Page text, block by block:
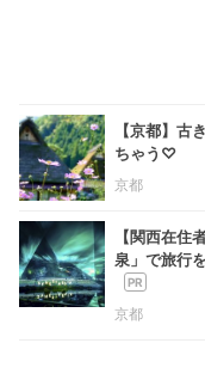
【京都】古
ちゃう♡
京都
【関西在住
泉」で旅行
京都